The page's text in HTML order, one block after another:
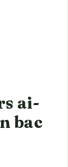
ai-
bac